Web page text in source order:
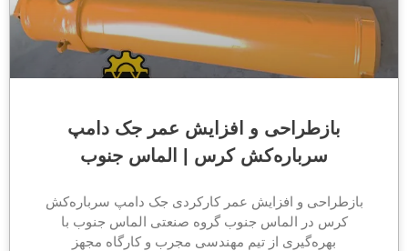
بازطراحی و افزایش عمر جک دامپ
سرباره‌کش کرس | الماس جنوب
بازطراحی و افزایش عمر کارکردی جک دامپ سرباره‌کش
کرس در الماس جنوب گروه صنعتی الماس جنوب با
بهره‌گیری از تیم مهندسی مجرب و کارگاه مجهز